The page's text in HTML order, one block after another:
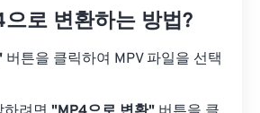
로 변환하는 방법?
버튼을 클릭하여 MPV 파일을 선택